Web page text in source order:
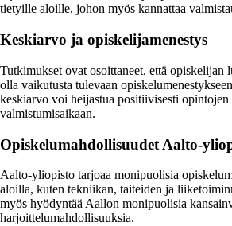
tietyille aloille, johon myös kannattaa
Keskiarvo ja opiskelijamenestys
Tutkimukset ovat osoittaneet, että opiskelijan
olla vaikutusta tulevaan
keskiarvo voi heijastua positiivisesti opintojen
valmistumisaikaan.
Opiskelumahdollisuudet Aalto-
Aalto-yliopisto tarjoaa monipuolisia
aloilla, kuten tekniikan, taiteiden ja
myös hyödyntää Aallon monipuolisia
harjoittelumahdollisuuksia.